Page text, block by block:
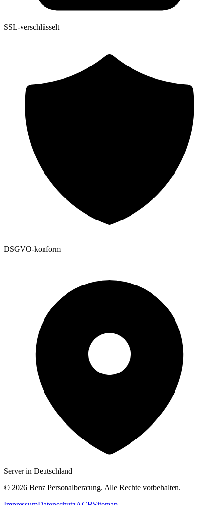
SSL-verschlüsselt
DSGVO-konform
Server in Deutschland
© 2026 Benz Personalberatung. Alle Rechte vorbehalten.